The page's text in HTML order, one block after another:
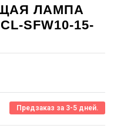
ЛАМПА
SFW10-15-
Предзаказ за 3-5 дней.